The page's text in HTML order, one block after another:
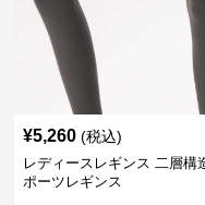
¥5,260 (税込)
レディースレギンス 二層構
ポーツレギンス